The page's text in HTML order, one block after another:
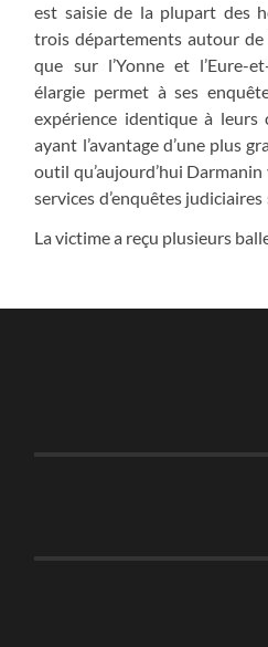
est saisie de la plupart des
trois départements autour
que sur l’Yonne et l’Eure-
élargie permet à ses
expérience identique à
ayant l’avantage d’une plus
outil qu’aujourd’hui
services d’enquêtes
La victime a reçu plusieurs